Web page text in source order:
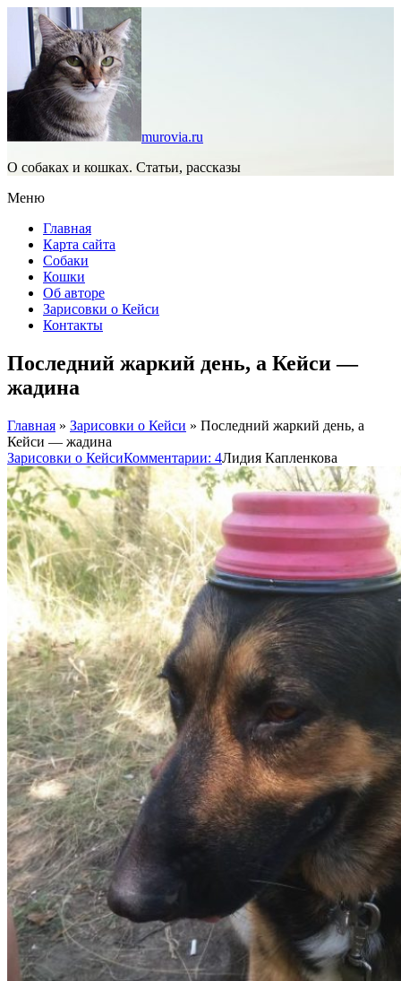
murovia.ru
О собаках и кошках. Статьи, рассказы
Меню
Главная
Карта сайта
Собаки
Кошки
Об авторе
Зарисовки о Кейси
Контакты
Последний жаркий день, а Кейси —
жадина
Главная » Зарисовки о Кейси » Последний жаркий день, а
Кейси — жадина
Зарисовки о КейсиКомментарии: 4Лидия Капленкова